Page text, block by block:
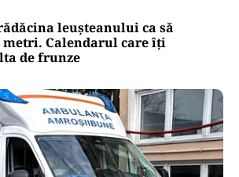
leușteanului ca să
metri. Calendarul care îți
de frunze